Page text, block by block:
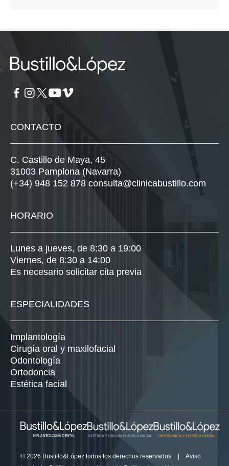
CONTACTO
C. Castillo de Maya, 45
31003 Pamplona (Navarra)
(+34) 948 152 878 consulta@clinicabustillo.com
HORARIO
Lunes a jueves, de 8:30 a 19:00
Viernes, de 8:30 a 14:00
Es necesario solicitar cita previa
ESPECIALIDADES
Implantología
Cirugía oral y maxilofacial
Odontología
Ortodoncia
Estética facial
© 2026 Bustillo&López todos los derechos reservados |
Aviso